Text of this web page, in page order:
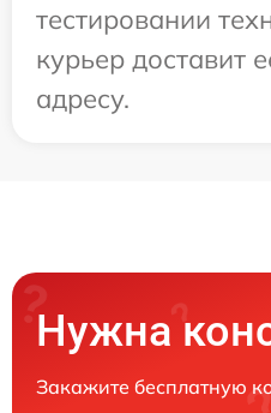
тестировании
курьер доставит
адресу.
Нужна
Закажите бесплатную